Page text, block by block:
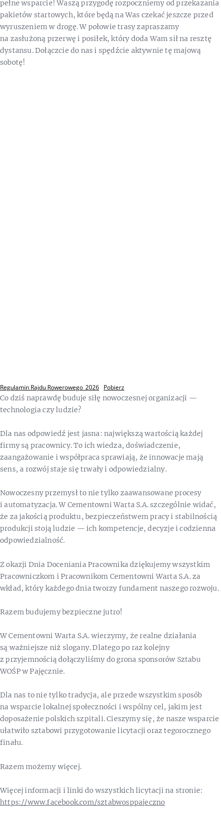
pełne wsparcie! Waszą przygodę rozpoczniemy od przekazania
pakietów startowych, które będą na Was czekać jeszcze przed
wyruszeniem w drogę. W połowie trasy zapraszamy
na zasłużoną przerwę i posiłek, który doda Wam sił na resztę
dystansu. Dołączcie do nas i spędźcie aktywnie tę majową
sobotę!
Regulamin Rajdu Rowerowego_2026 Pobierz
Co dziś naprawdę buduje siłę nowoczesnej organizacji —
technologia czy ludzie?
Dla nas odpowiedź jest jasna: największą wartością każdej
firmy są pracownicy. To ich wiedza, doświadczenie,
zaangażowanie i współpraca sprawiają, że innowacje mają
sens, a rozwój staje się trwały i odpowiedzialny.
Nowoczesny przemysł to nie tylko zaawansowane procesy
i automatyzacja. W Cementowni Warta S.A. szczególnie widać,
że za jakością produktu, bezpieczeństwem pracy i stabilnością
produkcji stoją ludzie — ich kompetencje, decyzje i codzienna
odpowiedzialność.
Z okazji Dnia Doceniania Pracownika dziękujemy wszystkim
Pracowniczkom i Pracownikom Cementowni Warta S.A. za
wkład, który każdego dnia tworzy fundament naszego rozwoju.
Razem budujemy bezpieczne jutro!
W Cementowni Warta S.A. wierzymy, że realne działania
są ważniejsze niż slogany. Dlatego po raz kolejny
z przyjemnością dołączyliśmy do grona sponsorów Sztabu
WOŚP w Pajęcznie.
Dla nas to nie tylko tradycja, ale przede wszystkim sposób
na wsparcie lokalnej społeczności i wspólny cel, jakim jest
doposażenie polskich szpitali. Cieszymy się, że nasze wsparcie
ułatwiło sztabowi przygotowanie licytacji oraz tegorocznego
finału.
Razem możemy więcej.
Więcej informacji i linki do wszystkich licytacji na stronie:
https://www.facebook.com/sztabwosppajeczno